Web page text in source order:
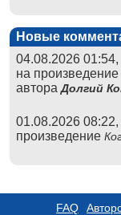
Новые
04.08.2026 01:54,
на произведение
автораДолгий
01.08.2026 08:22,
произведение
FAQ